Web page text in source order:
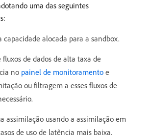
uma das seguintes
capacidade alocada para a sandbox.
de dados de alta taxa de
no painel de monitoramento e
ou filtragem a esses fluxos de
assimilação usando a assimilação em
de uso de latência mais baixa.